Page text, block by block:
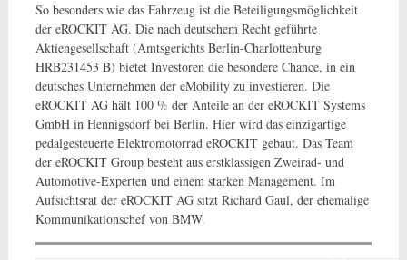
So besonders wie das Fahrzeug ist die Beteiligungsmöglichkeit
der eROCKIT AG. Die nach deutschem Recht geführte
Aktiengesellschaft (Amtsgerichts Berlin-Charlottenburg
HRB231453 B) bietet Investoren die besondere Chance, in ein
deutsches Unternehmen der eMobility zu investieren. Die
eROCKIT AG hält 100 % der Anteile an der eROCKIT Systems
GmbH in Hennigsdorf bei Berlin. Hier wird das einzigartige
pedalgesteuerte Elektromotorrad eROCKIT gebaut. Das Team
der eROCKIT Group besteht aus erstklassigen Zweirad- und
Automotive-Experten und einem starken Management. Im
Aufsichtsrat der eROCKIT AG sitzt Richard Gaul, der ehemalige
Kommunikationschef von BMW.